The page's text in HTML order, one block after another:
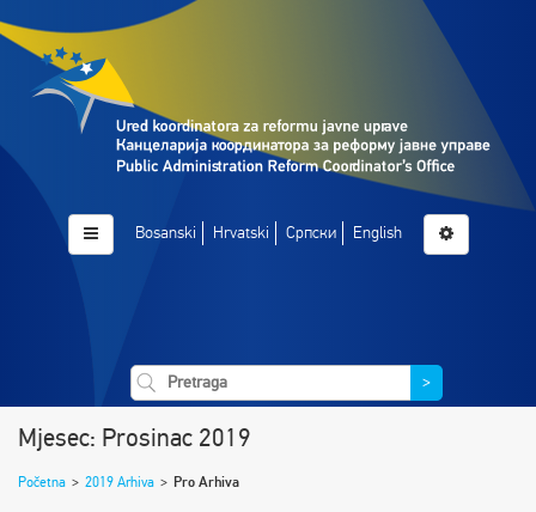
Bosanski Hrvatski Српски English
>
Mjesec: Prosinac 2019
Početna > 2019 Arhiva > Pro Arhiva